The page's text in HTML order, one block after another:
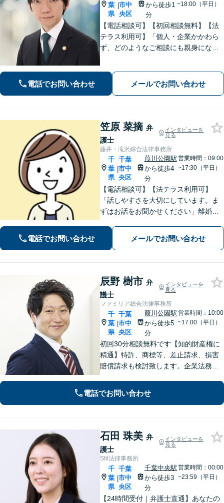
葉
県
|市中
央区
から徒歩1
分
~18:00（平日）
【電話相談可】【初回相談無料】【法
テラス利用可】「個人・企業かかわら
ず、どのようなご相談にも親身になっ
幅広くサポート。【夜間・休日面談
可】【完全個室】【本千葉駅徒歩３
電話でお問い合わせ メールでお問い合わせ
笠原 菜摘 弁
護士
インタビューを
見る
藤井・滝沢綜合法律事務所
千
葉
県
|
千葉
市中
央区
葭川公園駅
から徒歩4
分
営業時間：09:00
~17:30（平日）
【電話相談可】【法テラス利用可】
「話しやすさを大切にしています。ま
ずはお話をお聞かせください」離婚男
件／相続紛争など、幅広いご相談に対
応が可能です。【夜間・休日面談可】
電話でお問い合わせ メールでお問い合わせ
辰野 樹市 弁
護士
インタビューを
見る
ファミリア総合法律事務所
千
葉
県
|
千葉
市中
央区
葭川公園駅
から徒歩5
分
営業時間：10:00
~17:00（平日）
初回30分相談無料です【知的財産権に
精通】特許、商標等、差止請求、損害
賠償請求も検討致します。企業法務・
動産など分野の区別なく、複雑・特殊
な事案でも全力で対応します。千葉県
電話でお問い合わせ
石田 珠美 弁
護士
インタビューを
見る
Sfil法律事務所
千
葉
県
|
千葉
市中
央区
千葉中央駅
から徒歩3
分
営業時間：00:00
~23:59（平日）
【24時間受付｜弁護士直通】あなたの